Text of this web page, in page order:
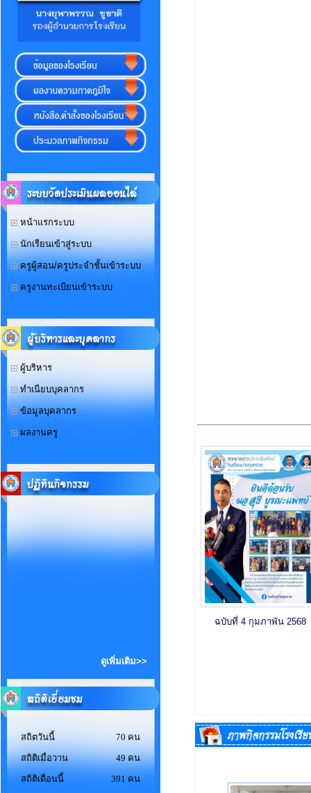
หน้าแรกระบบ
นักเรียนเข้าสู่ระบบ
ครูผู้สอน/ครูประจำชั้นเข้าระบบ
ครูงานทะเบียนเข้าระบบ
ผู้บริหาร
ทำเนียบบุคลากร
ข้อมูลบุคลากร
ผลงานครู
ดูเพิ่มเติม>>
สถิตวันนี้
70 คน
สถิติเมื่อวาน
49 คน
สถิติเดือนนี้
391 คน
ฉบับที่ 4 กุมภาพัน 2568